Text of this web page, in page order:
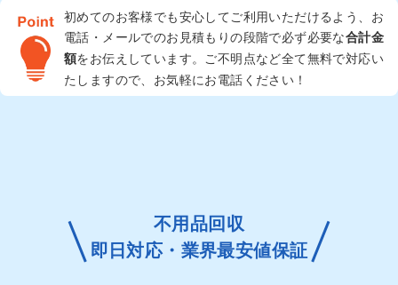
初めてのお客様でも安心してご利用いただけるよう、お
電話・メールでのお見積もりの段階で必ず必要な合計金
額をお伝えしています。ご不明点など全て無料で対応い
たしますので、お気軽にお電話ください！
不用品回収
即日対応・業界最安値保証